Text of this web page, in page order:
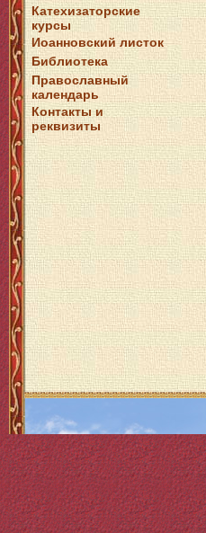
Катехизаторские
курсы
Иоанновский листок
Библиотека
Православный
календарь
Контакты и
реквизиты